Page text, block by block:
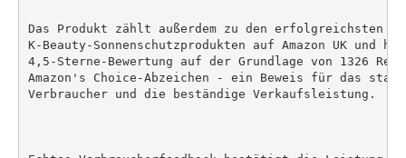
Das Produkt zählt außerdem zu den erfolgreichsten
K-Beauty-Sonnenschutzprodukten auf Amazon UK und
4,5-Sterne-Bewertung auf der Grundlage von 1326
Amazon's Choice-Abzeichen - ein Beweis für das
Verbraucher und die beständige Verkaufsleistung.